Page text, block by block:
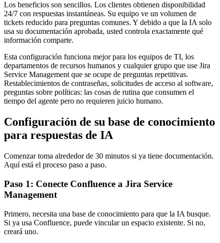
Los beneficios son sencillos. Los clientes obtienen disponibilidad
24/7 con respuestas instantáneas. Su equipo ve un volumen de
tickets reducido para preguntas comunes. Y debido a que la IA solo
usa su documentación aprobada, usted controla exactamente qué
información comparte.
Esta configuración funciona mejor para los equipos de TI, los
departamentos de recursos humanos y cualquier grupo que use Jira
Service Management que se ocupe de preguntas repetitivas.
Restablecimientos de contraseñas, solicitudes de acceso al software,
preguntas sobre políticas: las cosas de rutina que consumen el
tiempo del agente pero no requieren juicio humano.
Configuración de su base de conocimiento
para respuestas de IA
Comenzar toma alrededor de 30 minutos si ya tiene documentación.
Aquí está el proceso paso a paso.
Paso 1: Conecte Confluence a Jira Service
Management
Primero, necesita una base de conocimiento para que la IA busque.
Si ya usa Confluence, puede vincular un espacio existente. Si no,
creará uno.